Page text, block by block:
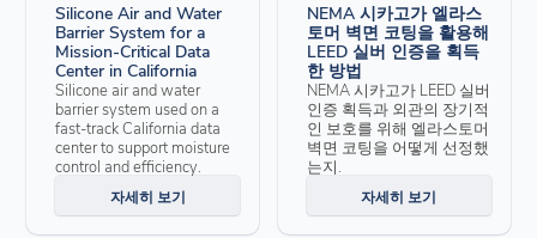
Silicone Air and Water
Barrier System for a
Mission-Critical Data
Center in California
Silicone air and water
barrier system used on a
fast-track California data
center to support moisture
control and efficiency.
자세히 보기
NEMA 시카고가 엘라스
토머 벽면 코팅을 활용해
LEED 실버 인증을 획득
한 방법
NEMA 시카고가 LEED 실버
인증 획득과 외관의 장기적
인 보호를 위해 엘라스토머
벽면 코팅을 어떻게 선정했
는지.
자세히 보기